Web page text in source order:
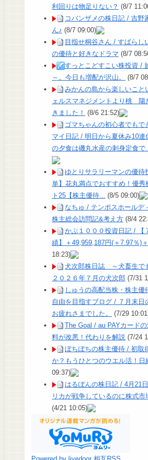
利回りは物足りない？ (8/7
コバンザメの株日記 / 吉野
ん♪ (8/7 09:00)
目指せ桐谷さん / すばらし
の優待と好きなドラマ (8/7
すっとこどすこい株投資 /
～。今日も増配が沢山。
(8/7
みかんの島から楽しいこと
ェルスマネジメントより桃
きました！ (8/6 21:52)
ゴマちゃんの初心者でもで
マイ日記 / 明日から夏休み10連
の夕食は磯丸水産の刺身定食で...
ゆとりサラリーマンの優待
単】花丸満点でおすすめ！優秀
ト25【株主優待...
(8/5 09:00)
なちゅ / テンポスホールデ
株主総会訪問記&考え方 (8/4
かぶ１０００投資日記 / 【
績】＋49,959,187円(＋7.97％)＋
18:23)
犬次郎株日誌 ～犬畜生で
２０２６年７月の犬次郎 (7/31
しゅうの高配当株・株主優
自由を目指すブログ / ７月末日
お疲れさまでした。
(7/29
The Goal / au PAYカード
料が改悪！代わりを解説 (7/24
ぼちぼちの株主優待 / 初取
か？もうひとつのウエル活！日
09:37)
はるぼんの株日記 / 4月21
リカが戦争しているのに株式市
(4/21 10:05)